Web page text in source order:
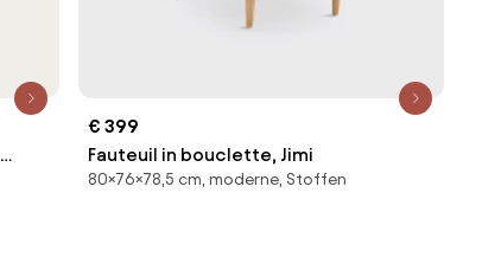
€ 399
Fauteuil in bouclette, Jimi
80×76×78,5 cm, moderne, Stoffen